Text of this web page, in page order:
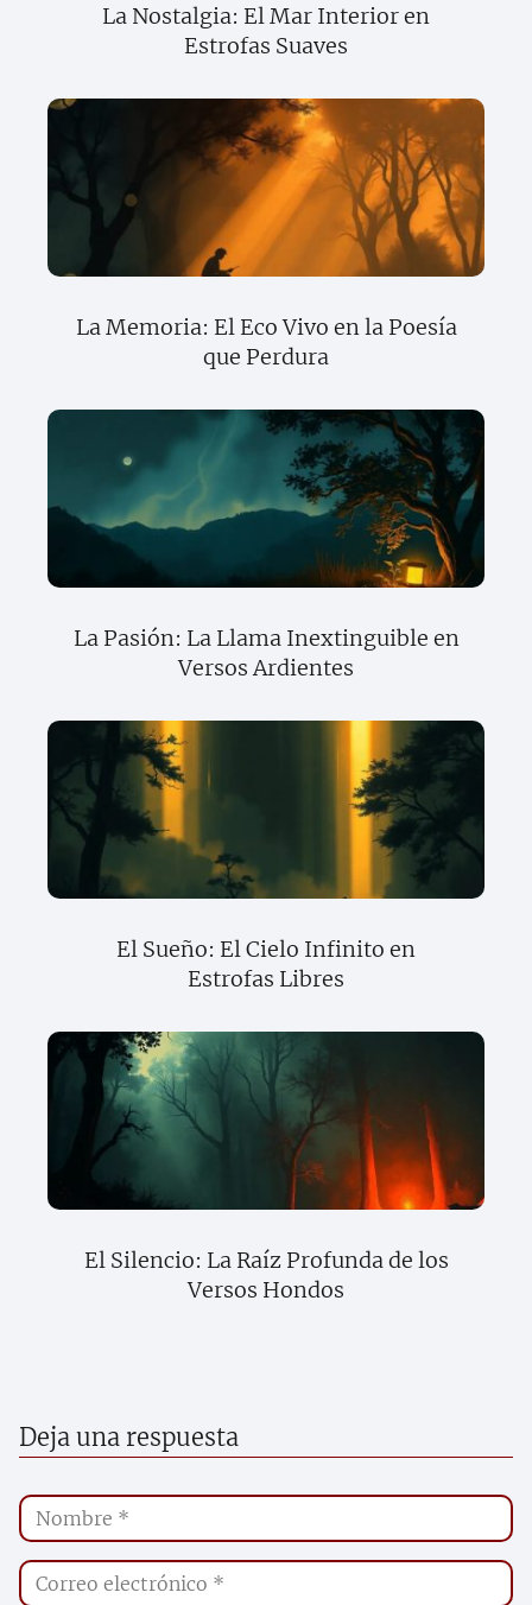
La Nostalgia: El Mar Interior en
Estrofas Suaves
La Memoria: El Eco Vivo en la Poesía
que Perdura
La Pasión: La Llama Inextinguible en
Versos Ardientes
El Sueño: El Cielo Infinito en
Estrofas Libres
El Silencio: La Raíz Profunda de los
Versos Hondos
Deja una respuesta